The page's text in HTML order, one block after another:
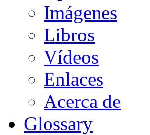
Imágenes
Libros
Vídeos
Enlaces
Acerca de
Glossary